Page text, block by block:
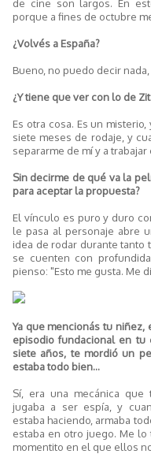
porque a fines de octubre
¿Volvés a España?
Bueno, no puedo decir
¿Y tiene que ver con lo de
Es otra cosa. Es un
siete meses de rodaje, y
separarme de mí y a trabajar
Sin decirme de qué va la
para aceptar la propuesta?
El vínculo es puro y duro
le pasa al personaje abre
idea de rodar durante tanto
se cuenten con
pienso: "Esto me gusta. Me
Ya que mencionás tu niñez,
episodio fundacional en tu
siete años, te mordió un
estaba todo bien...
Sí, era una mecánica que
jugaba a ser espía, y
estaba haciendo, armaba
estaba en otro juego. Me lo
momentito en el que ellos